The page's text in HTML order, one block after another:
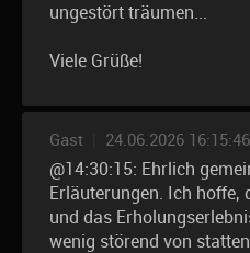
ungestört träumen...
Viele Grüße!
Gast 24.06.2026 16:15:46
@14:30:15: Ehrlich
Erläuterungen. Ich hoffe,
und das
wenig störend von